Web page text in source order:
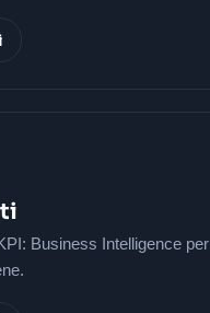
Business Intelligence per